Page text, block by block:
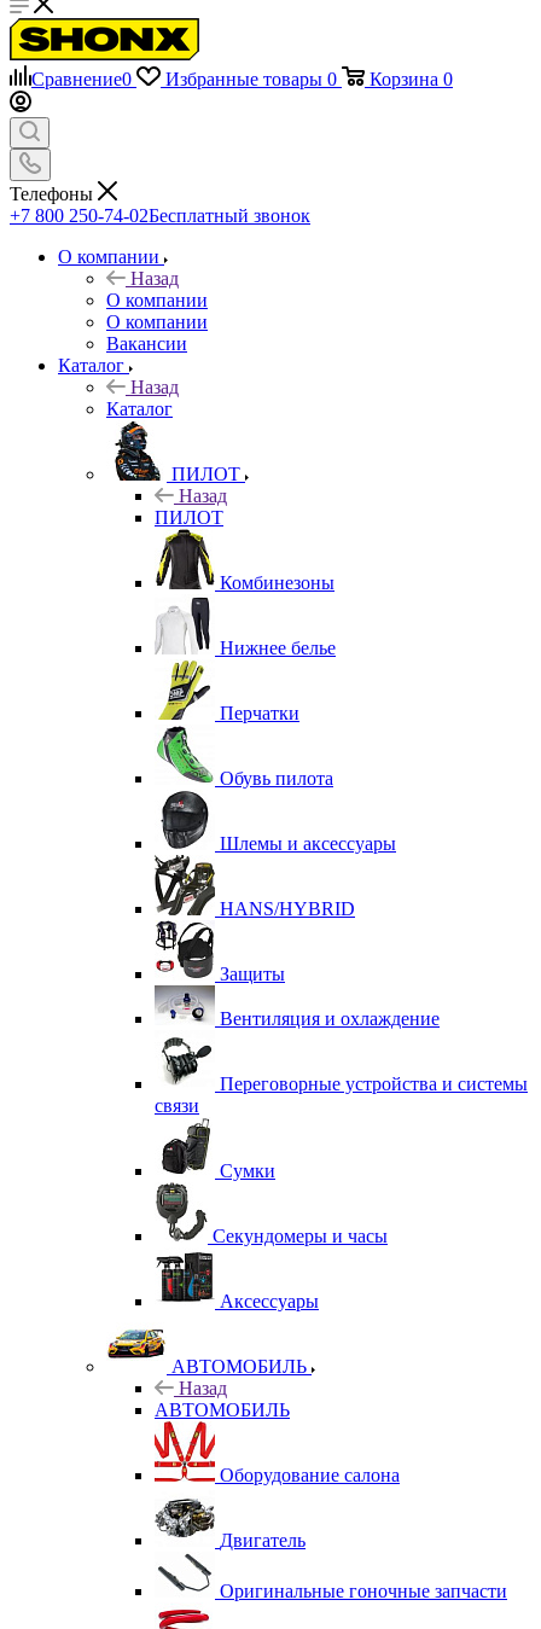
Сравнение0 Избранные товары 0 Корзина 0
Телефоны
+7 800 250-74-02Бесплатный звонок
О компании
Назад
О компании
О компании
Вакансии
Каталог
Назад
Каталог
ПИЛОТ
Назад
ПИЛОТ
Комбинезоны
Нижнее белье
Перчатки
Обувь пилота
Шлемы и аксессуары
HANS/HYBRID
Защиты
Вентиляция и охлаждение
Переговорные устройства и системы
связи
Сумки
Секундомеры и часы
Аксессуары
АВТОМОБИЛЬ
Назад
АВТОМОБИЛЬ
Оборудование салона
Двигатель
Оригинальные гоночные запчасти